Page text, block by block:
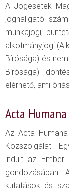
A Jogesetek
joghallgató
munkajogi,
alkotmányjogi
Bírósága) és
Bírósága)
elérhető, ami
Acta Humana
Az Acta
Közszolgálati
indult az
gondozásában.
kutatások és